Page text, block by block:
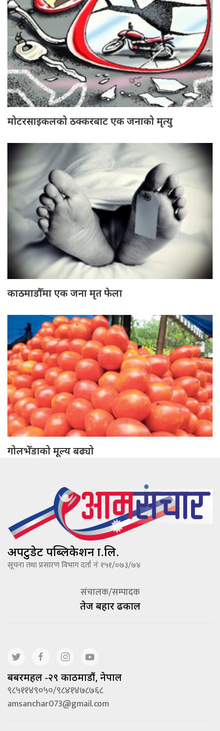
मोटरसाइकलको ठक्करबाट एक जनाको मृत्यु
काठमाडौँमा एक जना मृत फेला
गोलभेँडाको मूल्य बढ्यो
अपटुडेट पब्लिकेशन प्रा.लि.
सूचना तथा प्रसारण विभाग दर्ता नंः १५१/०७३/७४
संचालक/सम्पादक
तेज बहादूर ढकाल
बबरमहल -२९ काठमाडौं, नेपाल
९८५११४९०५०/९८४१४७८७६८
amsanchar073@gmail.com